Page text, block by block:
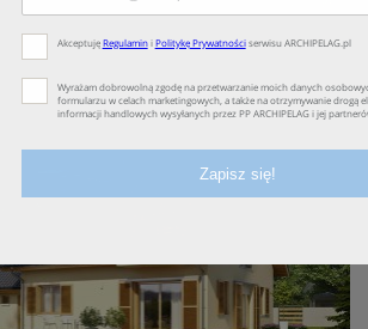
78.09 m²